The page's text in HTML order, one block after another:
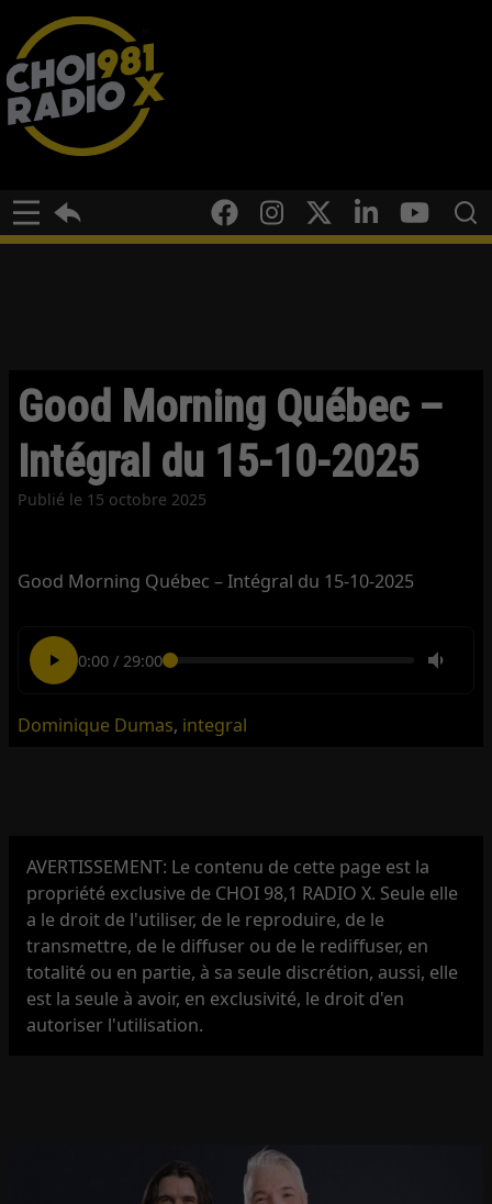
Good Morning Québec –
Intégral du 15-10-2025
Publié le 15 octobre 2025
Good Morning Québec – Intégral du 15-10-2025
0:00/ 29:00
Dominique Dumas, integral
AVERTISSEMENT: Le contenu de cette page est la
propriété exclusive de CHOI 98,1 RADIO X. Seule elle
a le droit de l'utiliser, de le reproduire, de le
transmettre, de le diffuser ou de le rediffuser, en
totalité ou en partie, à sa seule discrétion, aussi, elle
est la seule à avoir, en exclusivité, le droit d'en
autoriser l'utilisation.